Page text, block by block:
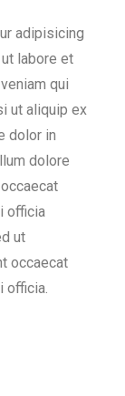
adipisicing
labore et
qui
ut aliquip ex
dolor in
dolore
officia
ut
occaecat
officia.